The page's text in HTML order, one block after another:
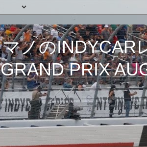
ノのINDYCAR
PRIX